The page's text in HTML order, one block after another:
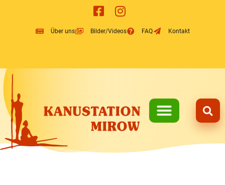
Über uns Bilder/Videos FAQ Kontakt